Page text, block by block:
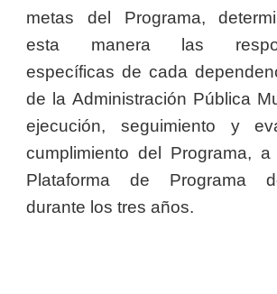
metas del Programa,
esta manera las
específicas de cada
de la Administración Pública
ejecución, seguimiento y
cumplimiento del Programa,
Plataforma de Programa
durante los tres años.